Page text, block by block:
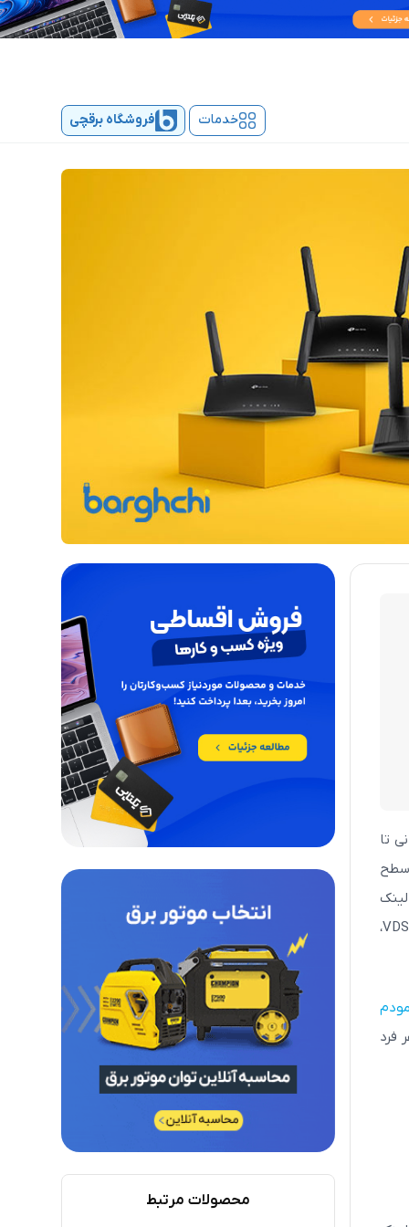
خدمات فروشگاه برقچی
تا
سطح
Tplink بروند. زیرا شرکت تی پی لینک مودم‌های مختلفی را مانند مودم‌های گیمینگ، مودم‌های جیبی، مودم‌های خانگی، مودم VDSL،
مودم
فرد
محصولات مرتبط